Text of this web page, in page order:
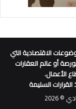
الاقتصادية التي
أو عالم العقارات
الأعمال.
السليمة
2026